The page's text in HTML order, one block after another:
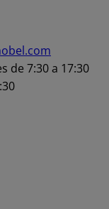
de 7:30 a 17:30